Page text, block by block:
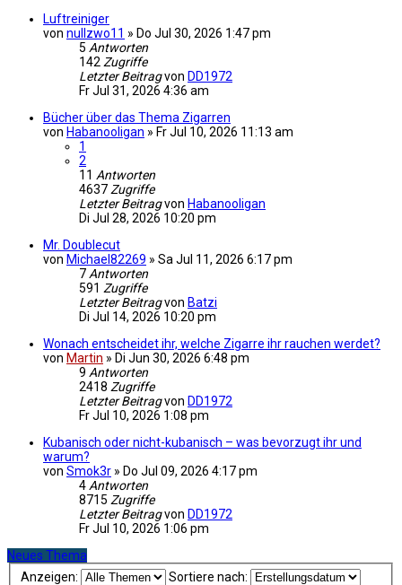
Luftreiniger
von nullzwo11 » Do Jul 30, 2026 1:47 pm
5 Antworten
142 Zugriffe
Letzter Beitragvon DD1972
Fr Jul 31, 2026 4:36 am
Bücher über das Thema Zigarren
von Habanooligan » Fr Jul 10, 2026 11:13 am
1
2
11 Antworten
4637 Zugriffe
Letzter Beitragvon Habanooligan
Di Jul 28, 2026 10:20 pm
Mr. Doublecut
von Michael82269 » Sa Jul 11, 2026 6:17 pm
7 Antworten
591 Zugriffe
Letzter Beitragvon Batzi
Di Jul 14, 2026 10:20 pm
Wonach entscheidet ihr, welche Zigarre ihr rauchen werdet?
von Martin » Di Jun 30, 2026 6:48 pm
9 Antworten
2418 Zugriffe
Letzter Beitragvon DD1972
Fr Jul 10, 2026 1:08 pm
Kubanisch oder nicht-kubanisch – was bevorzugt ihr und
warum?
von Smok3r » Do Jul 09, 2026 4:17 pm
4 Antworten
8715 Zugriffe
Letzter Beitragvon DD1972
Fr Jul 10, 2026 1:06 pm
Neues Thema
Anzeigen:
Sortiere nach: